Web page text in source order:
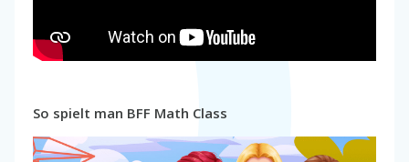
So spielt man BFF Math Class